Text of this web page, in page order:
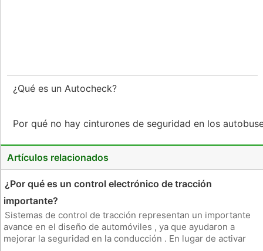
¿Qué es un Autocheck?
Por qué no hay cinturones de seguridad en los
Artículos relacionados
¿Por qué es un control electrónico de tracción
importante?
Sistemas de control de tracción representan un importante
avance en el diseño de automóviles , ya que ayudaron a
mejorar la seguridad en la conducción . En lugar de activar